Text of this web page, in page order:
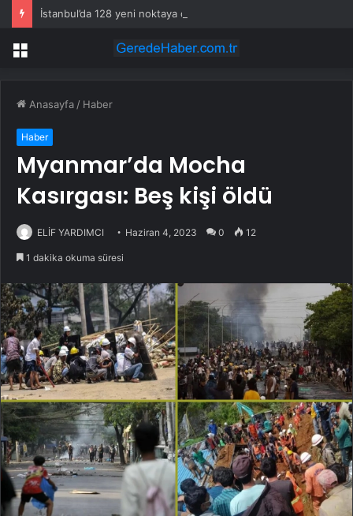
İstanbul’da 128 yeni noktaya daha EDS geliyor
Menü
Anasayfa / Haber
Haber
Myanmar’da Mocha
Kasırgası: Beş kişi öldü
ELİF YARDIMCI Haziran 4, 2023 0 12
1 dakika okuma süresi